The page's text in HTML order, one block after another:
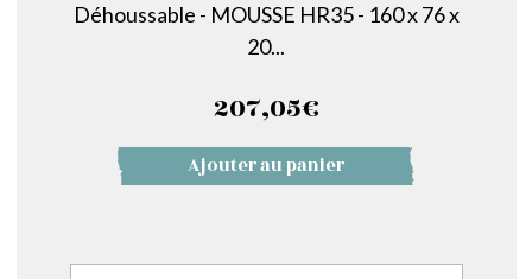
Déhoussable - MOUSSE HR35 - 160 x 76 x
20...
207,05€
Ajouter au panier